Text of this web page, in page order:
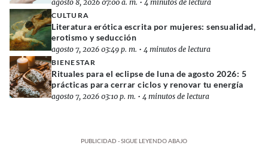
agosto 8, 2026 07:00 a. m. • 4 minutos de lectura
CULTURA
Literatura erótica escrita por mujeres: sensualidad,
erotismo y seducción
agosto 7, 2026 03:49 p. m. • 4 minutos de lectura
BIENESTAR
Rituales para el eclipse de luna de agosto 2026: 5
prácticas para cerrar ciclos y renovar tu energía
agosto 7, 2026 03:10 p. m. • 4 minutos de lectura
PUBLICIDAD - SIGUE LEYENDO ABAJO